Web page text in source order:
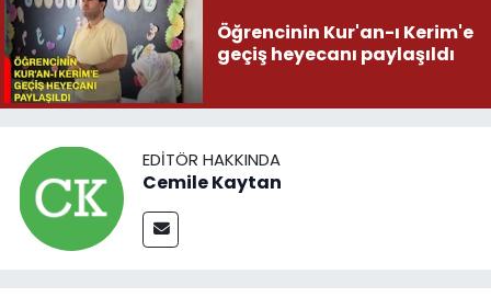
Öğrencinin Kur'an-ı Kerim'e
geçiş heyecanı paylaşıldı
EDITÖR HAKKINDA
Cemile Kaytan